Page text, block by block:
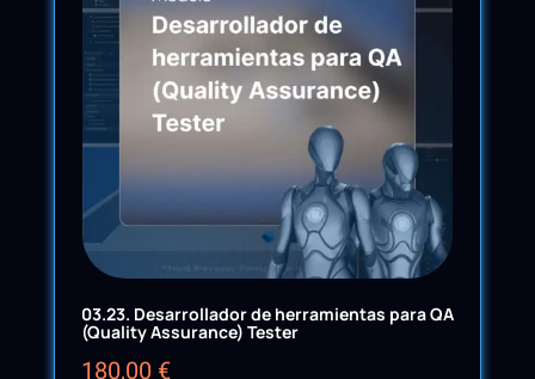
03.23. Desarrollador de herramientas para QA
(Quality Assurance) Tester
180,00 €